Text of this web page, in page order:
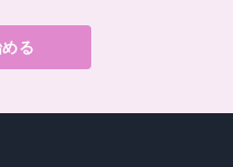
る